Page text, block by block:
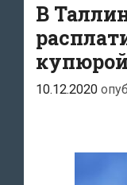
В
купюрой
10.12.2020